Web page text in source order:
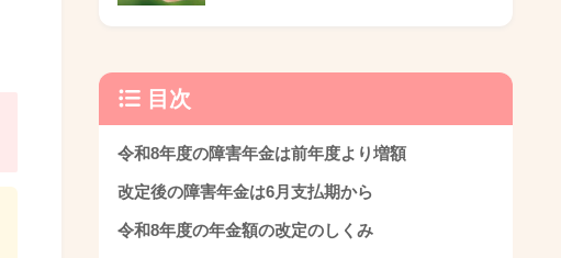
目次
令和8年度の障害年金は前年度より増額
改定後の障害年金は6月支払期から
令和8年度の年金額の改定のしくみ